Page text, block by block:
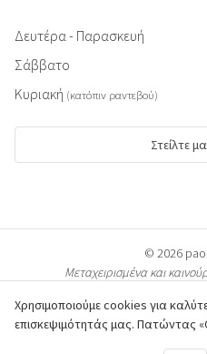
Δευτέρα - Παρασκευή
Σάββατο
Κυριακή (κατόπιν ραντεβού)
Στείλτε
© 2026
Μεταχειρισμένα και
Χρησιμοποιούμε cookies για
επισκεψιμότητάς μας. Πατώντας